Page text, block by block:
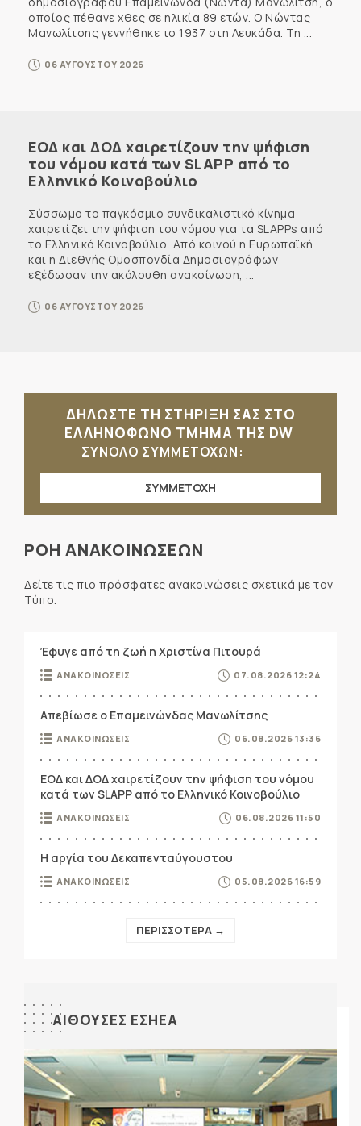
οποίος πέθανε χθες σε ηλικία 89 ετών. Ο Νώντας
Μανωλίτσης γεννήθηκε το 1937 στη Λευκάδα. Τη ...
06 ΑΥΓΟΥΣΤΟΥ 2026
ΕΟΔ και ΔΟΔ χαιρετίζουν την ψήφιση
του νόμου κατά των SLAPP από το
Ελληνικό Κοινοβούλιο
Σύσσωμο το παγκόσμιο συνδικαλιστικό κίνημα
χαιρετίζει την ψήφιση του νόμου για τα SLAPPs από
το Ελληνικό Κοινοβούλιο. Από κοινού η Ευρωπαϊκή
και η Διεθνής Ομοσπονδία Δημοσιογράφων
εξέδωσαν την ακόλουθη ανακοίνωση, ...
06 ΑΥΓΟΥΣΤΟΥ 2026
ΔΗΛΩΣΤΕ ΤΗ ΣΤΗΡΙΞΗ ΣΑΣ ΣΤΟ
ΕΛΛΗΝΟΦΩΝΟ ΤΜΗΜΑ ΤΗΣ DW
ΣΥΝΟΛΟ ΣΥΜΜΕΤΟΧΩΝ:
ΣΥΜΜΕΤΟΧΗ
ΡΟΗ ΑΝΑΚΟΙΝΩΣΕΩΝ
Δείτε τις πιο πρόσφατες ανακοινώσεις σχετικά με τον
Τύπο.
Έφυγε από τη ζωή η Χριστίνα Πιτουρά
ΑΝΑΚΟΙΝΩΣΕΙΣ 07.08.2026 12:24
Απεβίωσε ο Επαμεινώνδας Μανωλίτσης
ΑΝΑΚΟΙΝΩΣΕΙΣ 06.08.2026 13:36
ΕΟΔ και ΔΟΔ χαιρετίζουν την ψήφιση του νόμου
κατά των SLAPP από το Ελληνικό Κοινοβούλιο
ΑΝΑΚΟΙΝΩΣΕΙΣ 06.08.2026 11:50
Η αργία του Δεκαπενταύγουστου
ΑΝΑΚΟΙΝΩΣΕΙΣ 05.08.2026 16:59
ΠΕΡΙΣΣΟΤΕΡΑ →
ΑΙΘΟΥΣΕΣ ΕΣΗΕΑ